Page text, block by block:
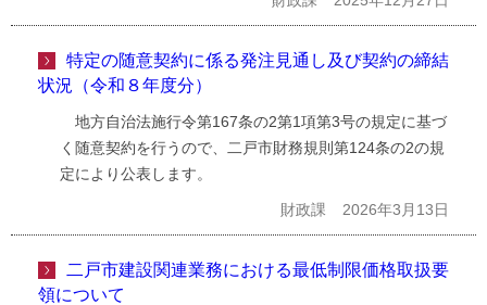
特定の随意契約に係る発注見通し及び契約の締結
状況（令和８年度分）
地方自治法施行令第167条の2第1項第3号の規定に基づ
く随意契約を行うので、二戸市財務規則第124条の2の規
定により公表します。
財政課 2026年3月13日
二戸市建設関連業務における最低制限価格取扱要
領について